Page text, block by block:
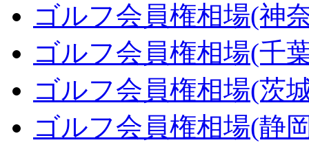
ゴルフ会員権相場(神
ゴルフ会員権相場(千
ゴルフ会員権相場(茨
ゴルフ会員権相場(静